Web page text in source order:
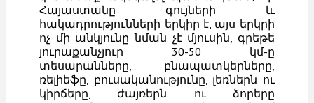
Հայաստանը գույների և
հակադրությունների երկիր է, այս երկրի
ոչ մի անկյունը նման չէ մյուսին, գրեթե
յուրաքանչյուր 30-50 կմ-ը
տեսարանները, բնապատկերները,
ռելիեֆը, բուսականությունը, լեռներն ու
կիրճերը, ժայռերն ու ձորերը